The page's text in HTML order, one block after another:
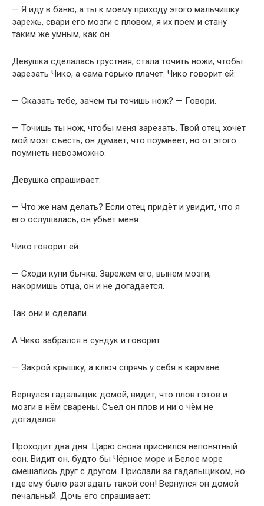
— Я иду в баню, а ты к моему приходу этого мальчишку
зарежь, свари его мозги с пловом, я их поем и стану
таким же умным, как он.
Девушка сделалась грустная, стала точить ножи, чтобы
зарезать Чико, а сама горько плачет. Чико говорит ей:
— Сказать тебе, зачем ты точишь нож? — Говори.
— Точишь ты нож, чтобы меня зарезать. Твой отец хочет
мой мозг съесть, он думает, что поумнеет, но от этого
поумнеть невозможно.
Девушка спрашивает:
— Что же нам делать? Если отец придёт и увидит, что я
его ослушалась, он убьёт меня.
Чико говорит ей:
— Сходи купи бычка. Зарежем его, вынем мозги,
накормишь отца, он и не догадается.
Так они и сделали.
А Чико забрался в сундук и говорит:
— Закрой крышку, а ключ спрячь у себя в кармане.
Вернулся гадальщик домой, видит, что плов готов и
мозги в нём сварены. Съел он плов и ни о чём не
догадался.
Проходит два дня. Царю снова приснился непонятный
сон. Видит он, будто бы Чёрное море и Белое море
смешались друг с другом. Прислали за гадальщиком, но
где ему было разгадать такой сон! Вернулся он домой
печальный. Дочь его спрашивает: